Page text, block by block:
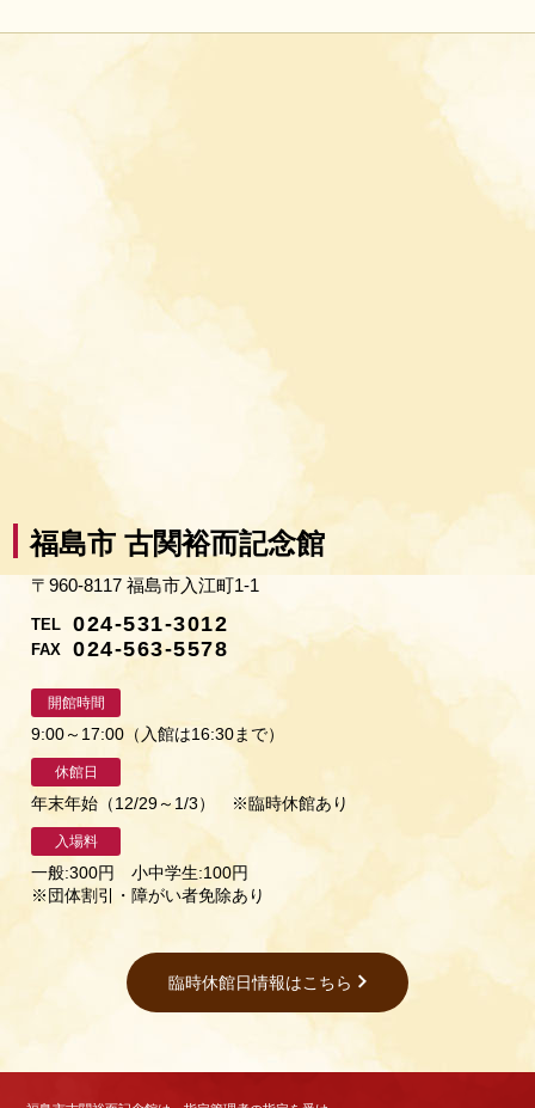
福島市 古関裕而記念館
〒960-8117 福島市入江町1-1
TEL 024-531-3012
FAX 024-563-5578
開館時間
9:00～17:00（入館は16:30まで）
休館日
年末年始（12/29～1/3） ※臨時休館あり
入場料
一般:300円 小中学生:100円
※団体割引・障がい者免除あり
臨時休館日情報はこちら